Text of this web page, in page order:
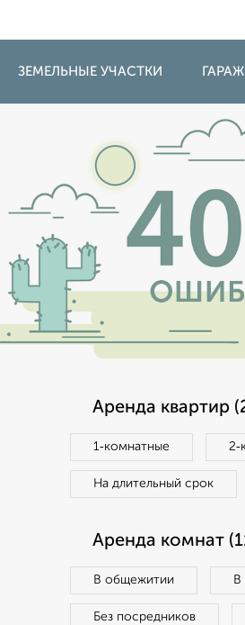
ЗЕМЕЛЬНЫЕ УЧАСТКИ
Аренда квартир
1‑комнатные
На длительный срок
Аренда комнат
В общежитии В
Без посредников